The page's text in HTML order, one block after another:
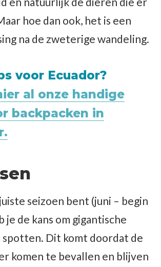
hoe dan ook, het is een
na de zweterige wandeling.
voor Ecuador?
al onze handige
backpacken in
seizoen bent (juni – begin
je de kans om gigantische
spotten. Dit komt doordat de
komen te bevallen en blijven